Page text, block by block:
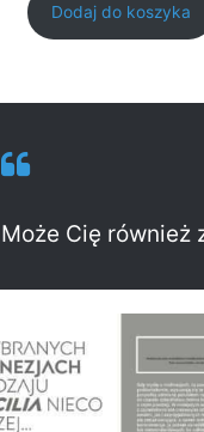
Dodaj do koszyka
Może Cię również